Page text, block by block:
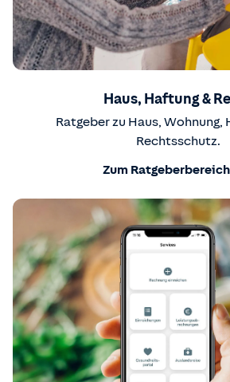
Haus, Haftung &
Ratgeber zu Haus,
Rechtsschutz.
Zum Ratgeberbereich